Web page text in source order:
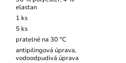
elastan
1 ks
5 ks
pratelné na 30 °C
antipilingová úprava,
vodoodpudivá úprava